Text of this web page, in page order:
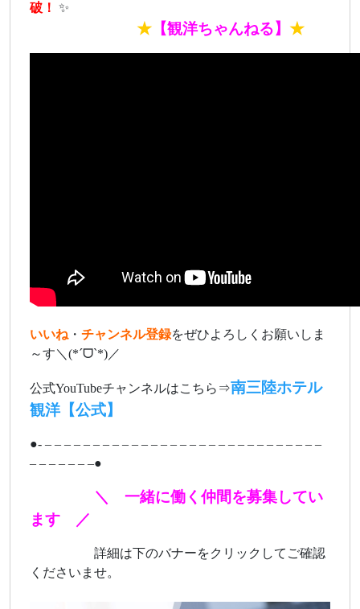
破！ ✨
★ 【観洋ちゃんねる】 ★
いいね ・ チャンネル登録をぜひよろしくお願いしま
～す＼(*ˊᗜˋ*)／
公式YouTubeチャンネルはこちら⇒南三陸ホテル
観洋【公式】
●- – – – – – – – – – – – – – – – – – – – – – – – – – – – – –
– – – – – – –●
＼ 一緒に働く仲間を募集してい
ます ／
詳細は下のバナーをクリックしてご確認
くださいませ。